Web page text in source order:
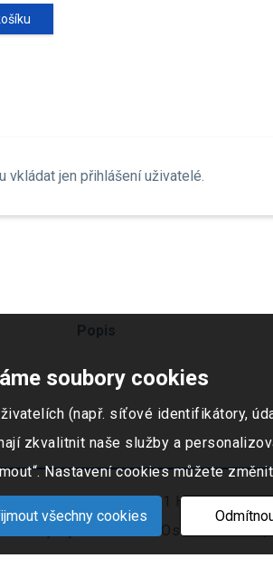
vkládat jen přihlášení uživatelé.
Popis
okruh 674, 747 41 Hradec nad
Krajským soudem v Ostravě oddíl
soubory cookies
(např. síťové identifikátory,
zkvalitnit naše služby a
Nastavení cookies můžete
všechny cookies